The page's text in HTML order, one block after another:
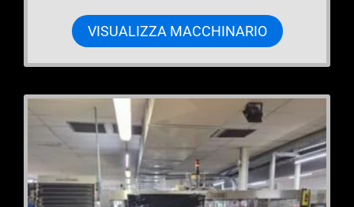
VISUALIZZA MACCHINARIO